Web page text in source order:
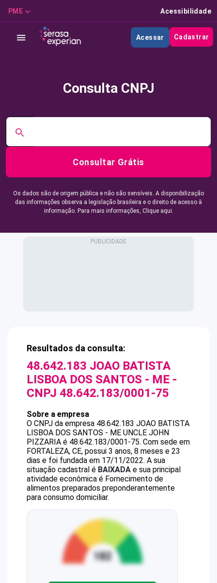
PME Acessibilidade
Acessar Cadastrar
Consulta CNPJ
Consultar Grátis
Os dados são de origem pública e não são sensíveis. A disponibilização
das informações observa a legislação brasileira e o direito de acesso à
informação. Para mais informações, Clique aqui.
Resultados da consulta:
48.642.183 JOAO BATISTA
LISBOA DOS SANTOS - ME -
CNPJ 48.642.183/0001-75
Sobre a empresa
O CNPJ da empresa 48.642.183 JOAO BATISTA
LISBOA DOS SANTOS - ME UNCLE JOHN
PIZZARIA é 48.642.183/0001-75. Com sede em
FORTALEZA, CE, possui 3 anos, 8 meses e 23
dias e foi fundada em 17/11/2022. A sua
situação cadastral é BAIXADA e sua principal
atividade econômica é Fornecimento de
alimentos preparados preponderantemente
para consumo domiciliar.